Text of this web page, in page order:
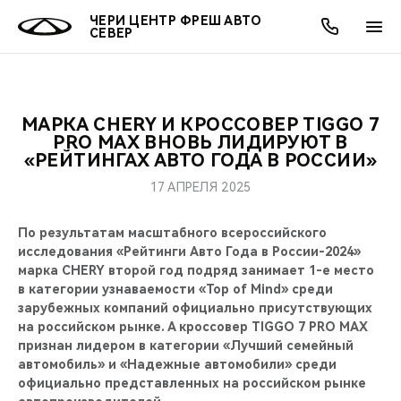
ЧЕРИ ЦЕНТР ФРЕШ АВТО
СЕВЕР
МОДЕЛИ
КРОССОВЕРЫ
СЕДАНЫ
НОВИНКИ
ПОКУПАТЕЛЯМ
ВЛАДЕЛЬЦАМ
ПОДДЕРЖКА
CHERY CONNECT
МИР CHERY
CHERY В СОЦСЕТЯХ
ЛЮДИ CHERY
БЛАГОТВОРИТЕЛЬНОСТЬ
АКЦИИ
ОНЛАЙН СЕРВИСЫ
О КОМПАНИИ
МАРКА CHERY И КРОССОВЕР TIGGO 7
PRO MAX ВНОВЬ ЛИДИРУЮТ В
«РЕЙТИНГАХ АВТО ГОДА В РОССИИ»
17 АПРЕЛЯ 2025
По результатам масштабного всероссийского
исследования «Рейтинги Авто Года в России-2024»
марка CHERY второй год подряд занимает 1-е место
в категории узнаваемости «Top of Mind» среди
зарубежных компаний официально присутствующих
на российском рынке. А кроссовер TIGGO 7 PRO MAX
признан лидером в категории «Лучший семейный
автомобиль» и «Надежные автомобили» среди
официально представленных на российском рынке